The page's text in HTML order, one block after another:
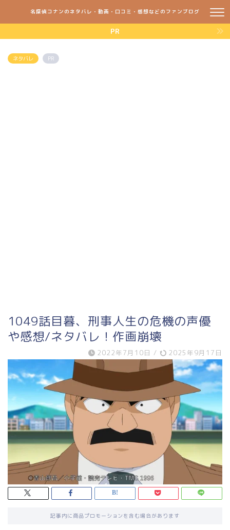
名探偵コナンのネタバレ・動画・口コミ・感想などのファンブログ
PR
ネタバレ PR
1049話目暮、刑事人生の危機の声優
や感想/ネタバレ！作画崩壊
2022年7月10日 / 2025年9月17日
記事内に商品プロモーションを含む場合があります